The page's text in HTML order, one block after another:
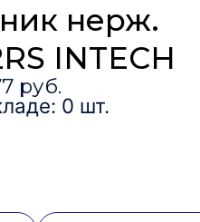
нерж.
INTECH
руб.
0 шт.